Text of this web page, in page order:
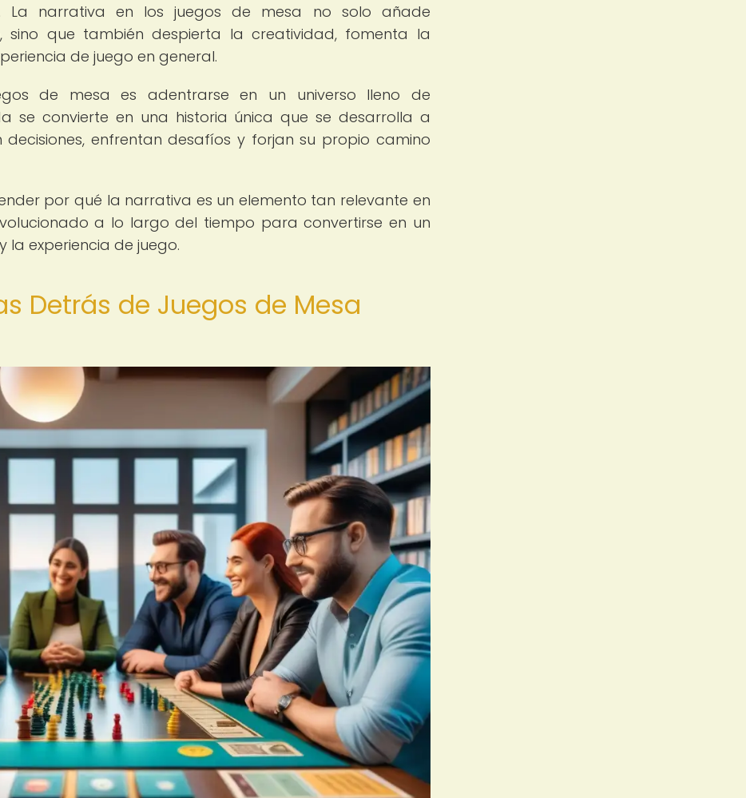
La narrativa en los juegos de mesa no solo añade
sino que también despierta la creatividad, fomenta la
de juego en general.
de mesa es adentrarse en un universo lleno de
se convierte en una historia única que se desarrolla a
enfrentan desafíos y forjan su propio camino
por qué la narrativa es un elemento tan relevante en
a lo largo del tiempo para convertirse en un
la experiencia de juego.
Detrás de Juegos de Mesa